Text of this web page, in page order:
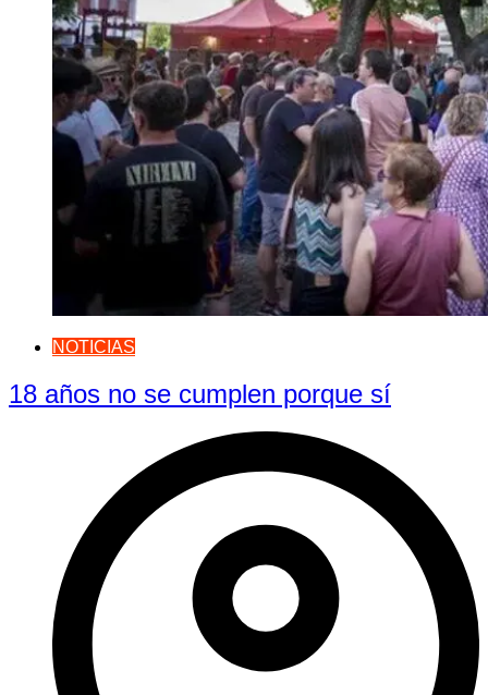
NOTICIAS
18 años no se cumplen porque sí